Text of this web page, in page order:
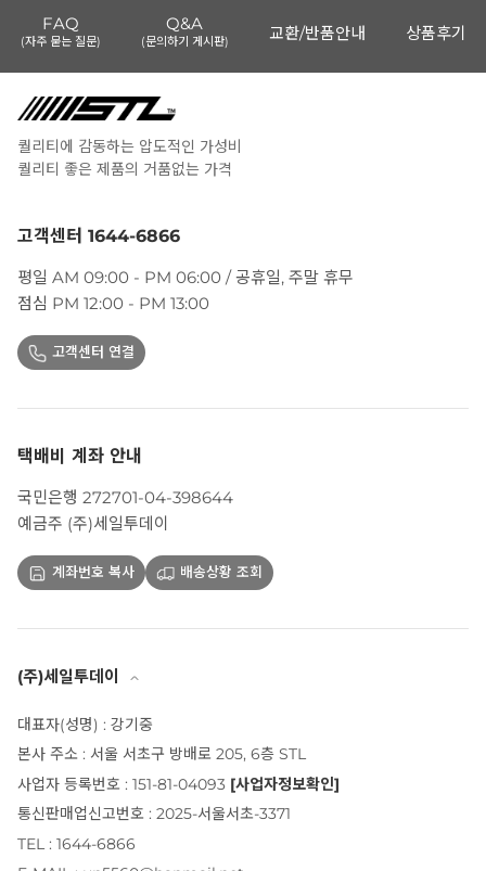
FAQ
(자주 묻는 질문)
Q&A
(문의하기 게시판) 교환/반품안내 상품후기
퀄리티에 감동하는 압도적인 가성비
퀄리티 좋은 제품의 거품없는 가격
고객센터 1644-6866
평일 AM 09:00 - PM 06:00 / 공휴일, 주말 휴무
점심 PM 12:00 - PM 13:00
고객센터 연결
택배비 계좌 안내
국민은행 272701-04-398644
예금주 (주)세일투데이
계좌번호 복사 배송상황 조회
(주)세일투데이
대표자(성명) : 강기중
본사 주소 : 서울 서초구 방배로 205, 6층 STL
사업자 등록번호 : 151-81-04093 [사업자정보확인]
통신판매업신고번호 : 2025-서울서초-3371
TEL : 1644-6866